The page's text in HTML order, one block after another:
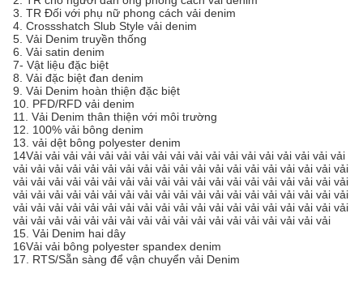
3. TR Đối với phụ nữ phong cách vải denim
4. Crossshatch Slub Style vải denim
5. Vải Denim truyền thống
6. Vải satin denim
7- Vật liệu đặc biệt
8. Vải đặc biệt đan denim
9. Vải Denim hoàn thiện đặc biệt
10. PFD/RFD vải denim
11. Vải Denim thân thiện với môi trường
12. 100% vải bông denim
13. vải dệt bông polyester denim
14Vải vải vải vải vải vải vải vải vải vải vải vải vải vải vải vải vải vải
vải vải vải vải vải vải vải vải vải vải vải vải vải vải vải vải vải vải vải
vải vải vải vải vải vải vải vải vải vải vải vải vải vải vải vải vải vải vải
vải vải vải vải vải vải vải vải vải vải vải vải vải vải vải vải vải vải vải
vải vải vải vải vải vải vải vải vải vải vải vải vải vải vải vải vải vải vải
vải vải vải vải vải vải vải vải vải vải vải vải vải vải vải vải vải vải
15. Vải Denim hai dây
16Vải vải bông polyester spandex denim
17. RTS/Sẵn sàng để vận chuyển vải Denim